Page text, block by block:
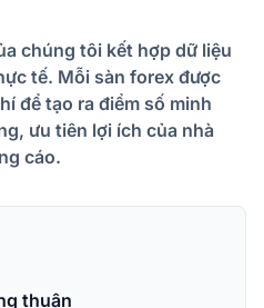
chúng tôi kết hợp dữ liệu
tế. Mỗi sàn forex được
để tạo ra điểm số minh
ưu tiên lợi ích của nhà
cáo.
thuận